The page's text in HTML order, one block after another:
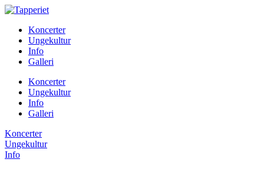
Koncerter
Ungekultur
Info
Galleri
Koncerter
Ungekultur
Info
Galleri
Koncerter
Ungekultur
Info